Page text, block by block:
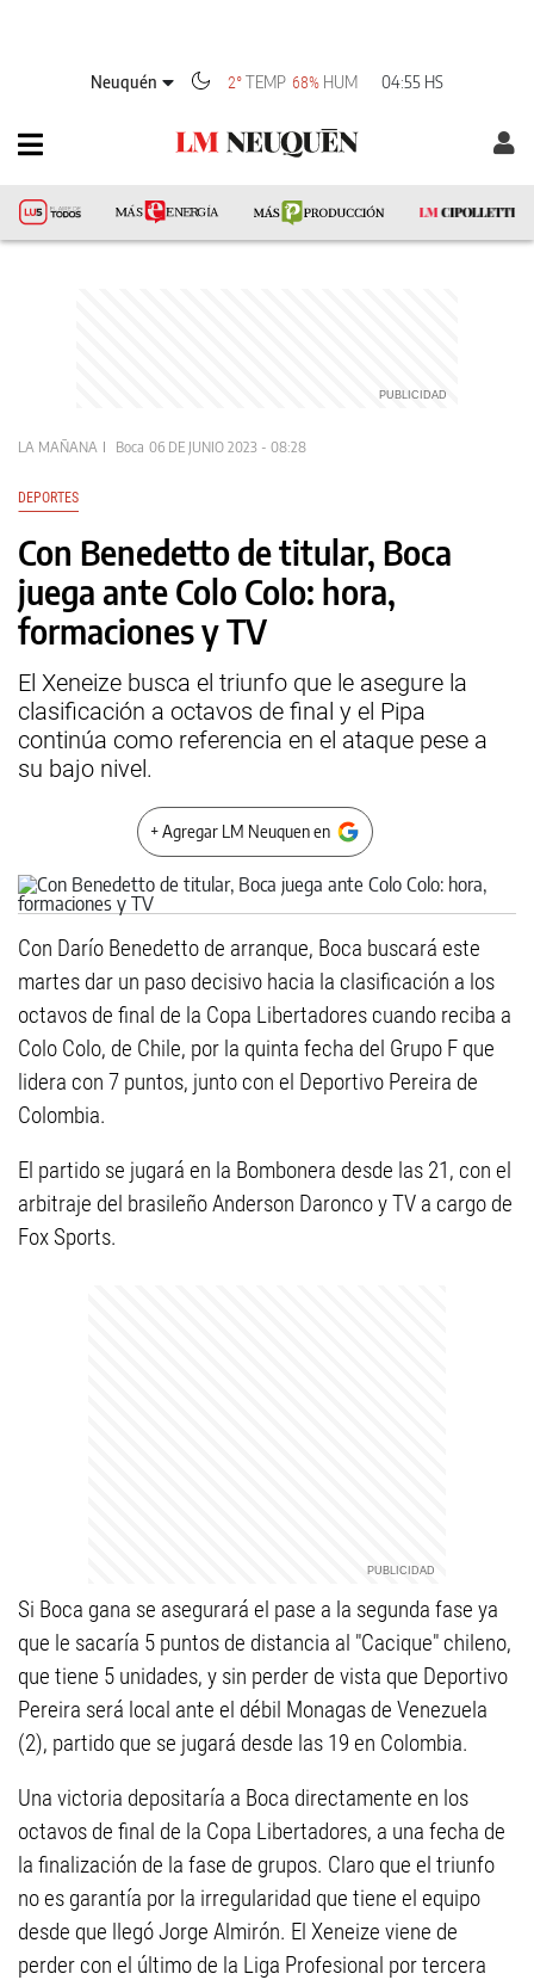
Neuquén 2°TEMP 68% HUM 04:55 HS
LA MAÑANA Boca 06 DE JUNIO 2023 - 08:28
DEPORTES
Con Benedetto de titular, Boca
juega ante Colo Colo: hora,
formaciones y TV
El Xeneize busca el triunfo que le asegure la
clasificación a octavos de final y el Pipa
continúa como referencia en el ataque pese a
su bajo nivel.
+ Agregar LM Neuquen en
Con Darío Benedetto de arranque, Boca buscará este
martes dar un paso decisivo hacia la clasificación a los
octavos de final de la Copa Libertadores cuando reciba a
Colo Colo, de Chile, por la quinta fecha del Grupo F que
lidera con 7 puntos, junto con el Deportivo Pereira de
Colombia.
El partido se jugará en la Bombonera desde las 21, con el
arbitraje del brasileño Anderson Daronco y TV a cargo de
Fox Sports.
Si Boca gana se asegurará el pase a la segunda fase ya
que le sacaría 5 puntos de distancia al "Cacique" chileno,
que tiene 5 unidades, y sin perder de vista que Deportivo
Pereira será local ante el débil Monagas de Venezuela
(2), partido que se jugará desde las 19 en Colombia.
Una victoria depositaría a Boca directamente en los
octavos de final de la Copa Libertadores, a una fecha de
la finalización de la fase de grupos. Claro que el triunfo
no es garantía por la irregularidad que tiene el equipo
desde que llegó Jorge Almirón. El Xeneize viene de
perder con el último de la Liga Profesional por tercera